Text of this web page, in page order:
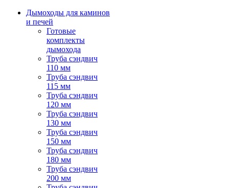
Дымоходы для каминов
и печей
Готовые
комплекты
дымохода
Труба сэндвич
110 мм
Труба сэндвич
115 мм
Труба сэндвич
120 мм
Труба сэндвич
130 мм
Труба сэндвич
150 мм
Труба сэндвич
180 мм
Труба сэндвич
200 мм